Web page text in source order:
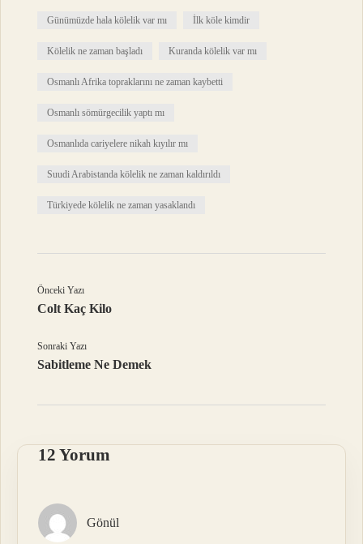
Günümüzde hala kölelik var mı İlk köle kimdir
Kölelik ne zaman başladı Kuranda kölelik var mı
Osmanlı Afrika topraklarını ne zaman kaybetti
Osmanlı sömürgecilik yaptı mı
Osmanlıda cariyelere nikah kıyılır mı
Suudi Arabistanda kölelik ne zaman kaldırıldı
Türkiyede kölelik ne zaman yasaklandı
Önceki Yazı
Colt Kaç Kilo
Sonraki Yazı
Sabitleme Ne Demek
12 Yorum
Gönül